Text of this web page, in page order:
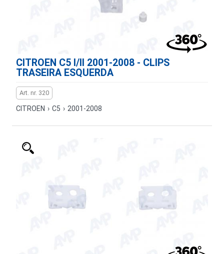
CITROEN C5 I/II 2001-2008 - CLIPS
TRASEIRA ESQUERDA
Art. nr. 320
CITROEN › C5 › 2001-2008